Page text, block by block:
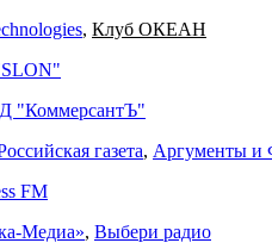
, Клуб ОКЕАН
"КоммерсантЪ"
газета, Аргументы и
FM
Медиа», Выбери радио